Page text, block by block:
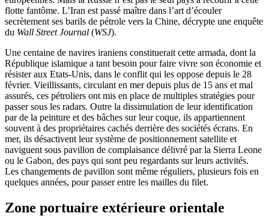
flotte fantôme. L’Iran est passé maître dans l’art d’écouler
secrètement ses barils de pétrole vers la Chine, décrypte une enquête
du Wall Street Journal (WSJ).
Une centaine de navires iraniens constituerait cette armada, dont la
République islamique a tant besoin pour faire vivre son économie et
résister aux Etats-Unis, dans le conflit qui les oppose depuis le 28
février. Vieillissants, circulant en mer depuis plus de 15 ans et mal
assurés, ces pétroliers ont mis en place de multiples stratégies pour
passer sous les radars. Outre la dissimulation de leur identification
par de la peinture et des bâches sur leur coque, ils appartiennent
souvent à des propriétaires cachés derrière des sociétés écrans. En
mer, ils désactivent leur système de positionnement satellite et
naviguent sous pavillon de complaisance délivré par la Sierra Leone
ou le Gabon, des pays qui sont peu regardants sur leurs activités.
Les changements de pavillon sont même réguliers, plusieurs fois en
quelques années, pour passer entre les mailles du filet.
Zone portuaire extérieure orientale